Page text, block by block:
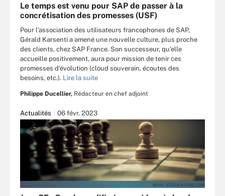
Le temps est venu pour SAP de passer à la
concrétisation des promesses (USF)
Pour l’association des utilisateurs francophones de SAP,
Gérald Karsenti a amené une nouvelle culture, plus proche
des clients, chez SAP France. Son successeur, qu’elle
accueille positivement, aura pour mission de tenir ces
promesses d’évolution (cloud souverain, écoutes des
besoins, etc.). Lire la suite
Philippe Ducellier, Rédacteur en chef adjoint
Actualités 06 févr. 2023
MAHI - STOCK.ADOBE.COM